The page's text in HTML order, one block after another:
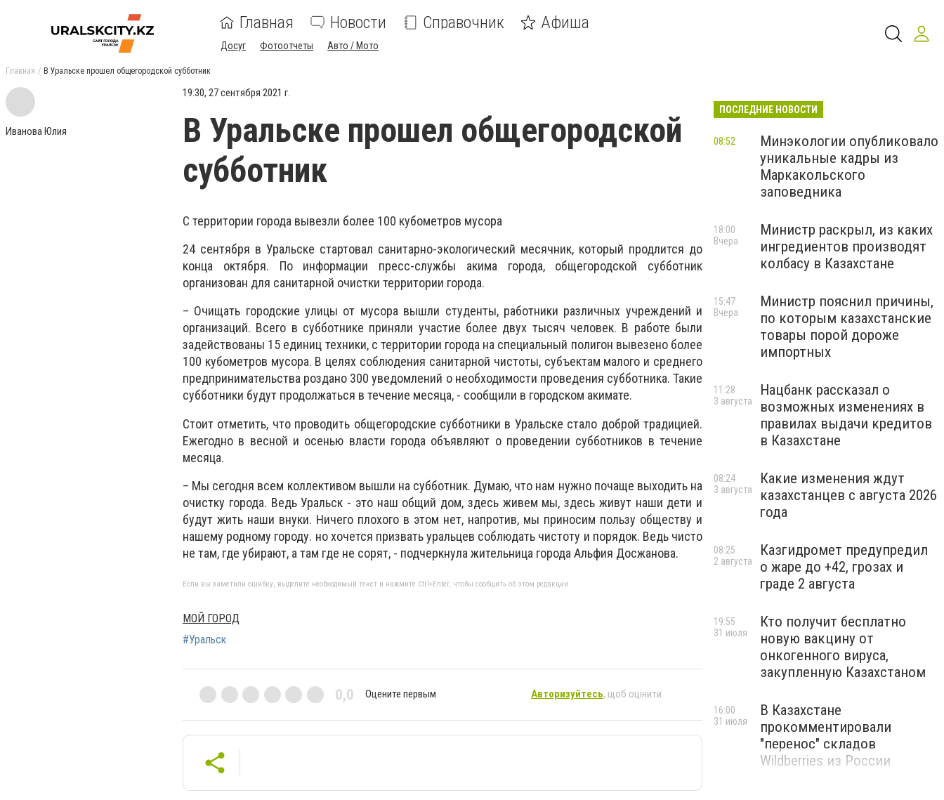
Главная Новости Справочник Афиша
Досуг Фотоотчеты Авто / Мото
Главная В Уральске прошел общегородской субботник
Иванова Юлия
19:30, 27 сентября 2021 г.
В Уральске прошел общегородской
субботник
С территории города вывезли более 100 кубометров мусора
24 сентября в Уральске стартовал санитарно-экологический месячник, который продлится до
конца октября. По информации пресс-службы акима города, общегородской субботник
организован для санитарной очистки территории города.
– Очищать городские улицы от мусора вышли студенты, работники различных учреждений и
организаций. Всего в субботнике приняли участие более двух тысяч человек. В работе были
задействованы 15 единиц техники, с территории города на специальный полигон вывезено более
100 кубометров мусора. В целях соблюдения санитарной чистоты, субъектам малого и среднего
предпринимательства роздано 300 уведомлений о необходимости проведения субботника. Такие
субботники будут продолжаться в течение месяца, - сообщили в городском акимате.
Стоит отметить, что проводить общегородские субботники в Уральске стало доброй традицией.
Ежегодно в весной и осенью власти города объявляют о проведении субботников в течение
месяца.
– Мы сегодня всем коллективом вышли на субботник. Думаю, что нам нужно почаще выходить на
очистку города. Ведь Уральск - это наш общий дом, здесь живем мы, здесь живут наши дети и
будут жить наши внуки. Ничего плохого в этом нет, напротив, мы приносим пользу обществу и
нашему родному городу. но хочется призвать уральцев соблюдать чистоту и порядок. Ведь чисто
не там, где убирают, а там где не сорят, - подчеркнула жительница города Альфия Досжанова.
Если вы заметили ошибку, выделите необходимый текст и нажмите Ctrl+Enter, чтобы сообщить об этом редакции
МОЙ ГОРОД
#Уральск
0,0 Оцените первым Авторизуйтесь, щоб оцінити
ПОСЛЕДНИЕ НОВОСТИ
Минэкологии опубликовало
уникальные кадры из
Маркакольского
заповедника
08:52
Министр раскрыл, из каких
ингредиентов производят
колбасу в Казахстане
18:00
Вчера
Министр пояснил причины,
по которым казахстанские
товары порой дороже
импортных
15:47
Вчера
Нацбанк рассказал о
возможных изменениях в
правилах выдачи кредитов
в Казахстане
11:28
3 августа
Какие изменения ждут
казахстанцев с августа 2026
года
08:24
3 августа
Казгидромет предупредил
о жаре до +42, грозах и
граде 2 августа
08:25
2 августа
Кто получит бесплатно
новую вакцину от
онкогенного вируса,
закупленную Казахстаном
19:55
31 июля
В Казахстане
прокомментировали
"перенос" складов
Wildberries из России
16:00
31 июля